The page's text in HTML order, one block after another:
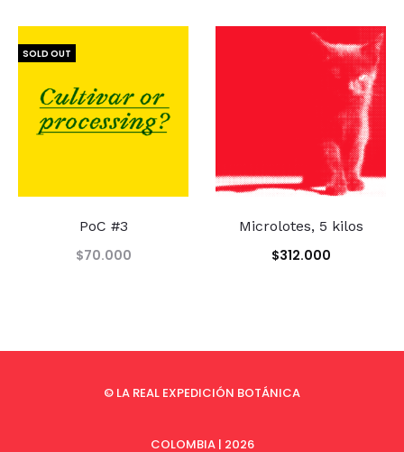
SOLD OUT
PoC #3
$70.000
Microlotes, 5 kilos
$312.000
© LA REAL EXPEDICIÓN BOTÁNICA
COLOMBIA | 2026